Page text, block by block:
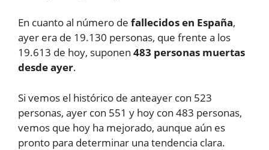
En cuanto al número de fallecidos en España,
ayer era de 19.130 personas, que frente a los
19.613 de hoy, suponen 483 personas muertas
desde ayer.
Si vemos el histórico de anteayer con 523
personas, ayer con 551 y hoy con 483 personas,
vemos que hoy ha mejorado, aunque aún es
pronto para determinar una tendencia clara.